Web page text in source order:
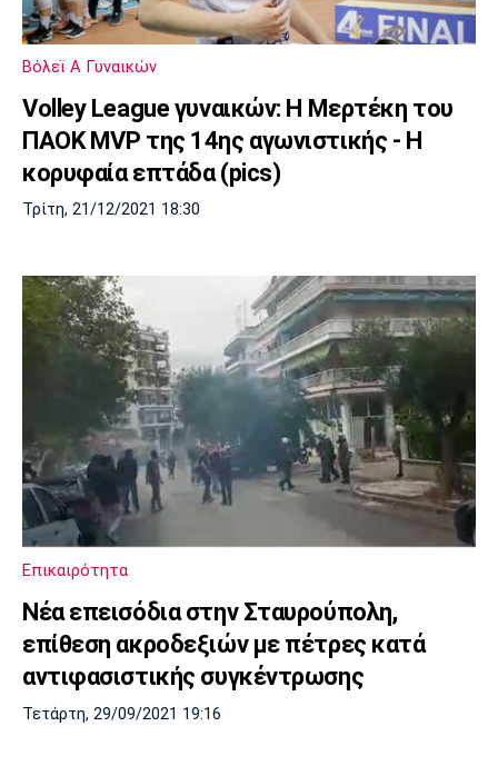
Βόλεϊ Α Γυναικών
Volley League γυναικών: Η Μερτέκη του
ΠΑΟΚ MVP της 14ης αγωνιστικής - Η
κορυφαία επτάδα (pics)
Τρίτη, 21/12/2021 18:30
Επικαιρότητα
Νέα επεισόδια στην Σταυρούπολη,
επίθεση ακροδεξιών με πέτρες κατά
αντιφασιστικής συγκέντρωσης
Τετάρτη, 29/09/2021 19:16